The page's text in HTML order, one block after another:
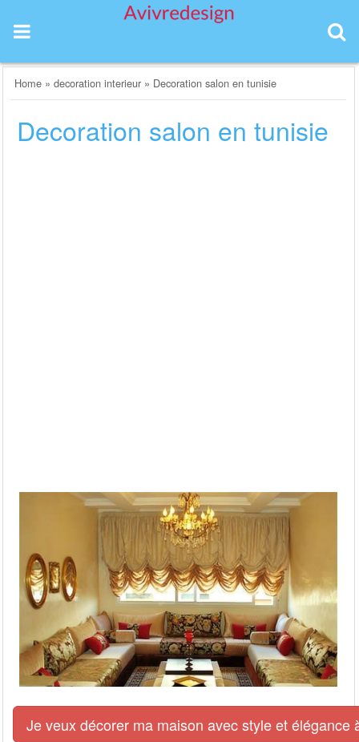
content
Home »decoration interieur » Decoration salon en tunisie
Decoration salon en tunisie
Je veux décorer ma maison avec style et élégance